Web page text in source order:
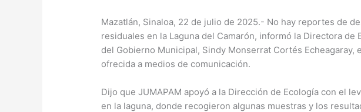
Mazatlán, Sinaloa, 22 de julio de 2025.- No hay reportes de
residuales en la Laguna del Camarón, informó la Directora de
del Gobierno Municipal, Sindy Monserrat Cortés Echeagaray,
ofrecida a medios de comunicación.
Dijo que JUMAPAM apoyó a la Dirección de Ecología con el
en la laguna, donde recogieron algunas muestras y los